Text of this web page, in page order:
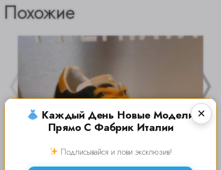
Похожие
Каждый День Новые Модели
Прямо С Фабрик Италии
Подписывайся и лови эксклюзив!